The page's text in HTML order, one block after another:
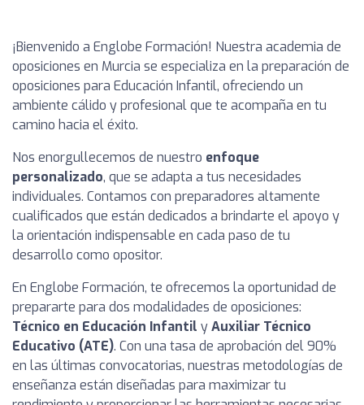
¡Bienvenido a Englobe Formación! Nuestra academia de
oposiciones en Murcia se especializa en la preparación de
oposiciones para Educación Infantil, ofreciendo un
ambiente cálido y profesional que te acompaña en tu
camino hacia el éxito.
Nos enorgullecemos de nuestro enfoque
personalizado, que se adapta a tus necesidades
individuales. Contamos con preparadores altamente
cualificados que están dedicados a brindarte el apoyo y
la orientación indispensable en cada paso de tu
desarrollo como opositor.
En Englobe Formación, te ofrecemos la oportunidad de
prepararte para dos modalidades de oposiciones:
Técnico en Educación Infantil yAuxiliar Técnico
Educativo (ATE). Con una tasa de aprobación del 90%
en las últimas convocatorias, nuestras metodologías de
enseñanza están diseñadas para maximizar tu